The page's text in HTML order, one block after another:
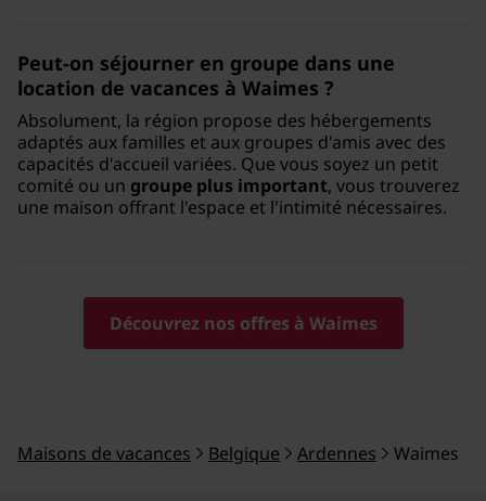
Peut-on séjourner en groupe dans une
location de vacances à Waimes ?
Absolument, la région propose des hébergements
adaptés aux familles et aux groupes d'amis avec des
capacités d'accueil variées. Que vous soyez un petit
comité ou un groupe plus important, vous trouverez
une maison offrant l'espace et l'intimité nécessaires.
Découvrez nos offres à Waimes
Maisons de vacances Belgique Ardennes Waimes